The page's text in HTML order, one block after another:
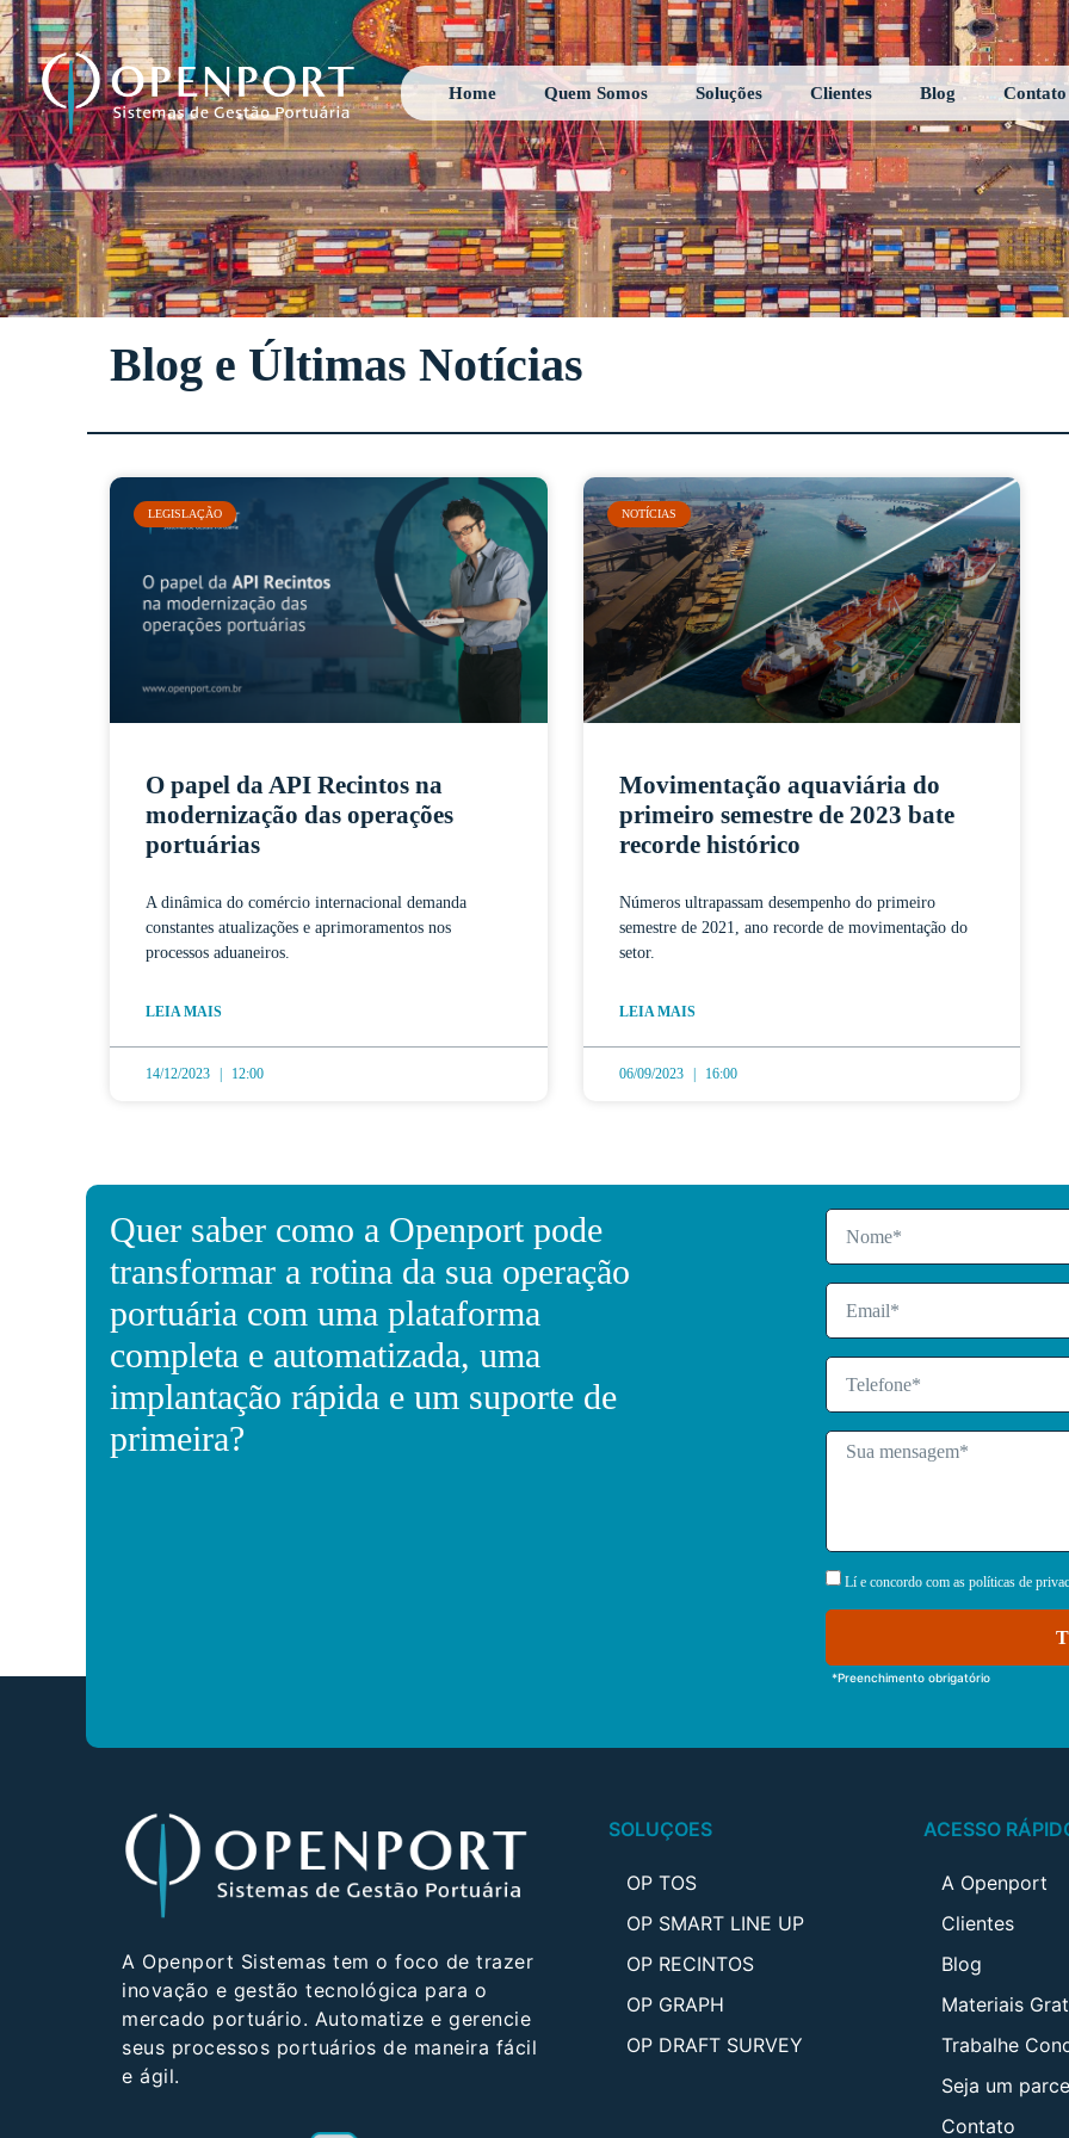
Home Quem Somos Soluções Clientes Blog Contato
Blog e Últimas Notícias
LEGISLAÇÃO
O papel da API Recintos na
modernização das operações
portuárias
A dinâmica do comércio internacional demanda
constantes atualizações e aprimoramentos nos
processos aduaneiros.
LEIA MAIS
14/12/2023 12:00
NOTÍCIAS
Movimentação aquaviária do
primeiro semestre de 2023 bate
recorde histórico
Números ultrapassam desempenho do primeiro
semestre de 2021, ano recorde de movimentação do
setor.
LEIA MAIS
06/09/2023 16:00
Quer saber como a Openport pode
transformar a rotina da sua operação
portuária com uma plataforma
completa e automatizada, uma
implantação rápida e um suporte de
primeira?
Lí e concordo com as políticas de
*Preenchimento obrigatório
A Openport Sistemas tem o foco de trazer
inovação e gestão tecnológica para o
mercado portuário. Automatize e gerencie
seus processos portuários de maneira fácil
e ágil.
SOLUÇOES
OP TOS
OP SMART LINE UP
OP RECINTOS
OP GRAPH
OP DRAFT SURVEY
ACESSO
A Openport
Clientes
Blog
Materiais
Trabalhe
Seja um
Contato